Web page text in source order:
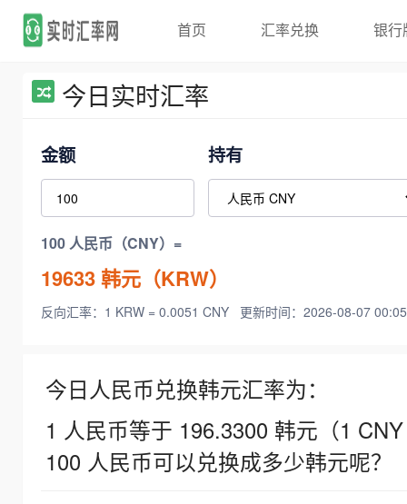
首页 汇率兑换 银行
今日实时汇率
金额 持有
100 人民币（CNY）=
19633韩元（KRW）
反向汇率：1 KRW = 0.0051 CNY 更新时间：2026-08-07
今日人民币兑换韩元汇率为：
1 人民币等于 196.3300 韩元（1
100 人民币可以兑换成多少韩元呢？